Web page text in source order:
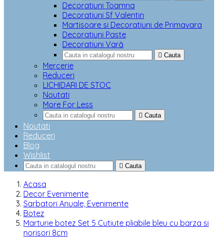
Decoratiuni Toamna
Decoratiuni Sf Valentin
Martisoare si Decoratiuni de Primavara
Decoratiuni Paste
Decoratiuni Vară
 Cauta
Mercerie
Reduceri
LICHIDARI DE STOC
Noutati
More For Less
 Cauta
Noutati
Reduceri
Blog
Wishlist
 Cauta
Acasa
Decor Evenimente
Sarbatori Anuale, Evenimente
Botez
Marturie botez Set 5 Cutiute pliabile bleu cu barza si
norisori 8cm